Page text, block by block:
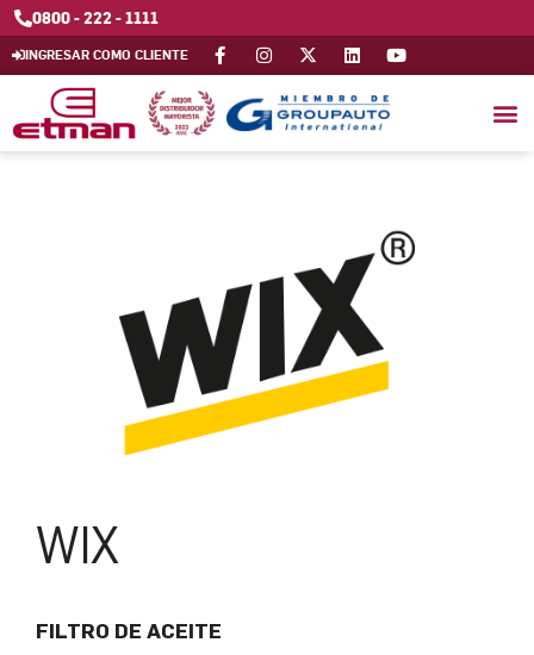
0800 - 222 - 1111
INGRESAR COMO CLIENTE
WIX
FILTRO DE ACEITE